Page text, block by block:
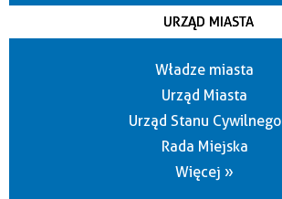
URZĄD MIASTA
Władze miasta
Urząd Miasta
Urząd Stanu Cywilnego
Rada Miejska
Więcej »